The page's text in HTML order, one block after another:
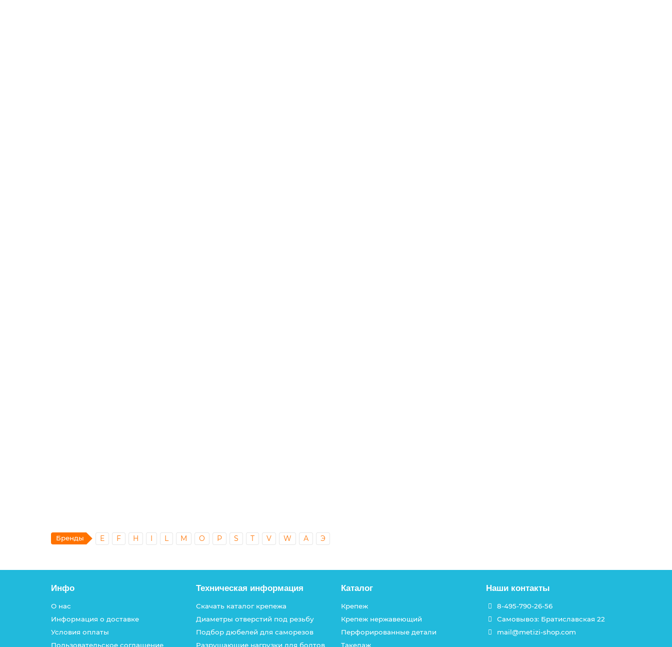
Бренды E F H I L M O P S T V W А Э
Инфо
О нас
Информация о доставке
Условия оплаты
Пользовательское соглашение
Техническая информация
Скачать каталог крепежа
Диаметры отверстий под резьбу
Подбор дюбелей для саморезов
Разрушающие нагрузки для болтов
Каталог
Крепеж
Крепеж нержавеющий
Перфорированные детали
Такелаж
Наши контакты
8-495-790-26-56
Самовывоз: Братиславская 22
mail@metizi-shop.com